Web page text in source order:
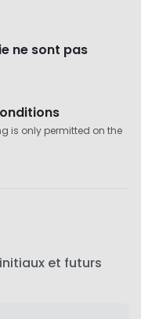
ne sont pas
is only permitted on the
et futurs